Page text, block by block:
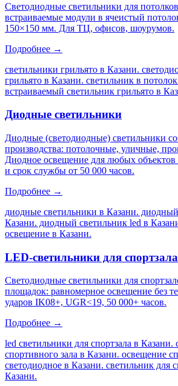
Светодиодные светильники для
встраиваемые модули в ячеистый
150×150 мм. Для ТЦ, офисов, шоурумов.
Подробнее →
светильники грильято в Казани.
грильято в Казани. светильник в
встраиваемый светильник грильято в
Диодные светильники
Диодные (светодиодные) светильники
производства: потолочные, уличные,
Диодное освещение для любых
и срок службы от 50 000 часов.
Подробнее →
диодные светильники в Казани.
Казани. диодный светильник led в
освещение в Казани.
LED-светильники для спортзала
Светодиодные светильники для
площадок: равномерное освещение без
ударов IK08+, UGR<19, 50 000+ часов.
Подробнее →
led светильники для спортзала в Казани.
спортивного зала в Казани. освещение
светодиодное в Казани. светильник для
Казани.